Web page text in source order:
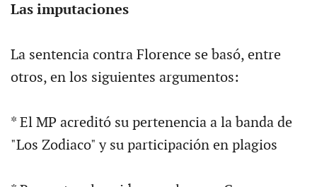
Las imputaciones
La sentencia contra Florence se basó, entre
otros, en los siguientes argumentos:
* El MP acreditó su pertenencia a la banda de
"Los Zodiaco" y su participación en plagios